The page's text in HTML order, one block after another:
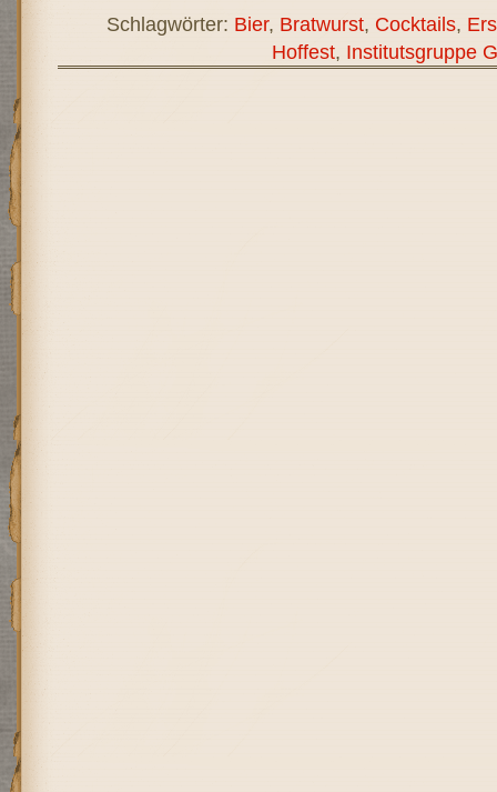
Schlagwörter: Bier, Bratwurst, Cocktails,
Hoffest, Institutsgruppe